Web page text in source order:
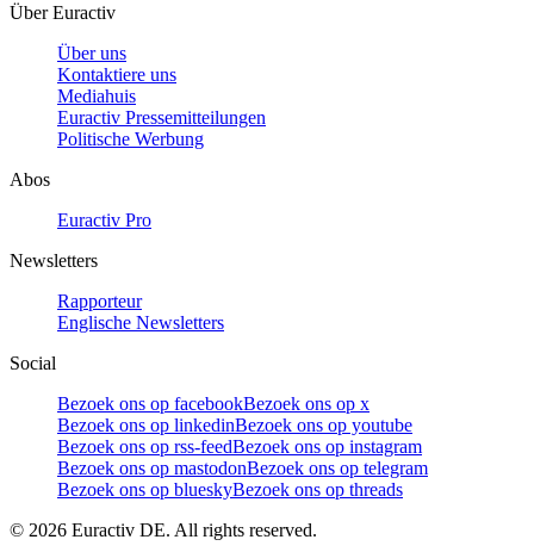
Über Euractiv
Über uns
Kontaktiere uns
Mediahuis
Euractiv Pressemitteilungen
Politische Werbung
Abos
Euractiv Pro
Newsletters
Rapporteur
Englische Newsletters
Social
Bezoek ons op facebookBezoek ons op x
Bezoek ons op linkedinBezoek ons op youtube
Bezoek ons op rss-feedBezoek ons op instagram
Bezoek ons op mastodonBezoek ons op telegram
Bezoek ons op blueskyBezoek ons op threads
© 2026 Euractiv DE. All rights reserved.